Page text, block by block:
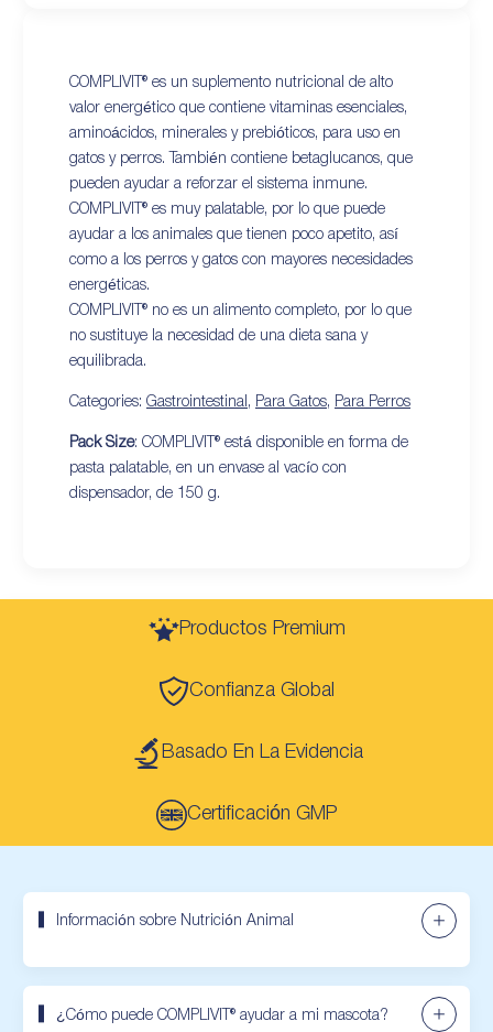
COMPLIVIT® es un suplemento nutricional de alto
valor energético que contiene vitaminas esenciales,
aminoácidos, minerales y prebióticos, para uso en
gatos y perros. También contiene betaglucanos, que
pueden ayudar a reforzar el sistema inmune.
COMPLIVIT® es muy palatable, por lo que puede
ayudar a los animales que tienen poco apetito, así
como a los perros y gatos con mayores necesidades
energéticas.
COMPLIVIT® no es un alimento completo, por lo que
no sustituye la necesidad de una dieta sana y
equilibrada.
Categories: Gastrointestinal , Para Gatos, Para Perros
Pack Size: COMPLIVIT® está disponible en forma de
pasta palatable, en un envase al vacío con
dispensador, de 150 g.
Productos Premium
Confianza Global
Basado En La Evidencia
Certificación GMP
Información sobre Nutrición Animal
¿Cómo puede COMPLIVIT® ayudar a mi mascota?